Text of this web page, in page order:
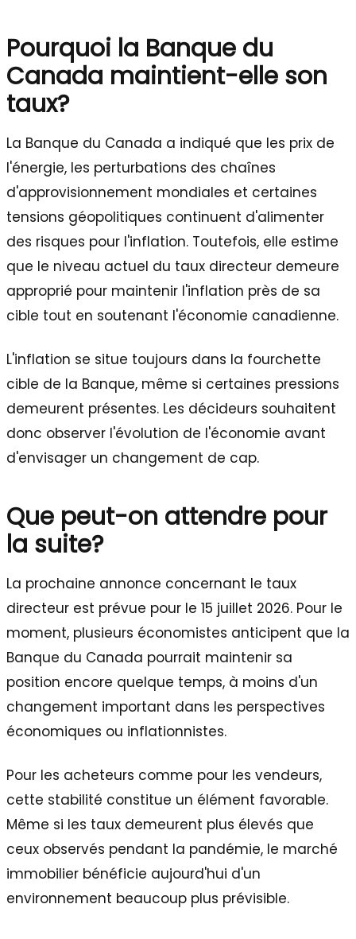
Pourquoi la Banque du
Canada maintient-elle son
taux?
La Banque du Canada a indiqué que les prix de
l'énergie, les perturbations des chaînes
d'approvisionnement mondiales et certaines
tensions géopolitiques continuent d'alimenter
des risques pour l'inflation. Toutefois, elle estime
que le niveau actuel du taux directeur demeure
approprié pour maintenir l'inflation près de sa
cible tout en soutenant l'économie canadienne.
L'inflation se situe toujours dans la fourchette
cible de la Banque, même si certaines pressions
demeurent présentes. Les décideurs souhaitent
donc observer l'évolution de l'économie avant
d'envisager un changement de cap.
Que peut-on attendre pour
la suite?
La prochaine annonce concernant le taux
directeur est prévue pour le 15 juillet 2026. Pour le
moment, plusieurs économistes anticipent que la
Banque du Canada pourrait maintenir sa
position encore quelque temps, à moins d'un
changement important dans les perspectives
économiques ou inflationnistes.
Pour les acheteurs comme pour les vendeurs,
cette stabilité constitue un élément favorable.
Même si les taux demeurent plus élevés que
ceux observés pendant la pandémie, le marché
immobilier bénéficie aujourd'hui d'un
environnement beaucoup plus prévisible.